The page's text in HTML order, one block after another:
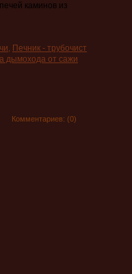
районе
область)
и ЛенОбласти
каминов из
, Печник - трубочист
дымохода от сажи
Комментариев: (0)